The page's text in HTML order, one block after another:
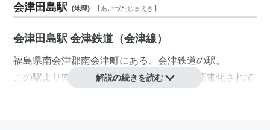
会津田島駅 (地理) 【あいづたじまえき 】
会津田島駅 会津鉄道（会津線）
福島県南会津郡南会津町にある、会津鉄道の駅。
この駅より南、
会津高原尾瀬口駅方面は直流電化されて
解説の続きを読む